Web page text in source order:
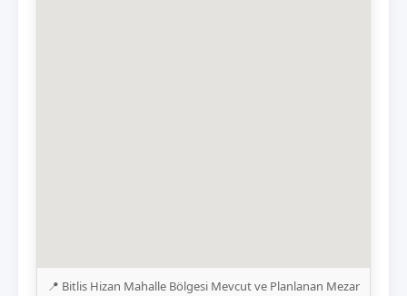
📍 Bitlis Hizan Mahalle Bölgesi Mevcut ve Planlanan Mezar